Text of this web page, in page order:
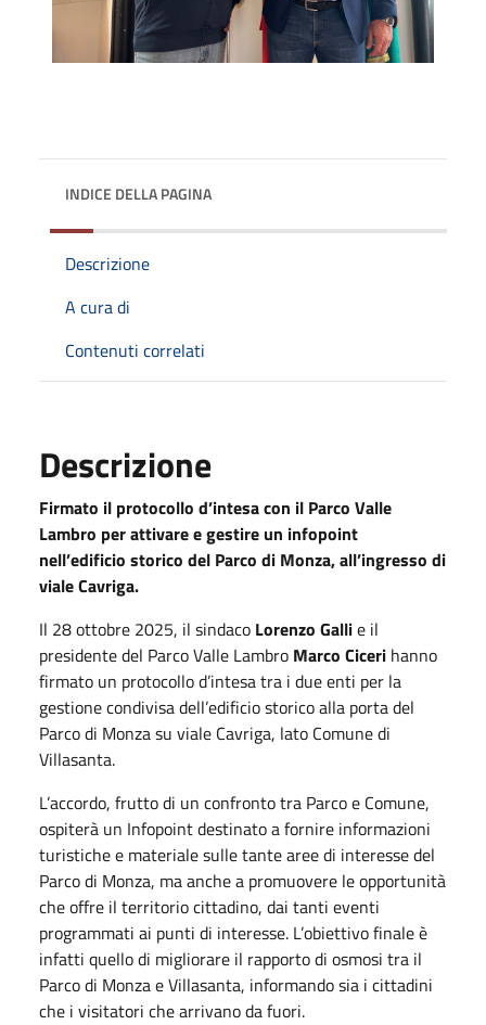
INDICE DELLA PAGINA
Descrizione
A cura di
Contenuti correlati
Descrizione
Firmato il protocollo d’intesa con il Parco Valle
Lambro per attivare e gestire un infopoint
nell’edificio storico del Parco di Monza, all’ingresso di
viale Cavriga.
Il 28 ottobre 2025, il sindaco Lorenzo Gallie il
presidente del Parco Valle Lambro Marco Ciceri hanno
firmato un protocollo d’intesa tra i due enti per la
gestione condivisa dell’edificio storico alla porta del
Parco di Monza su viale Cavriga, lato Comune di
Villasanta.
L’accordo, frutto di un confronto tra Parco e Comune,
ospiterà un Infopoint destinato a fornire informazioni
turistiche e materiale sulle tante aree di interesse del
Parco di Monza, ma anche a promuovere le opportunità
che offre il territorio cittadino, dai tanti eventi
programmati ai punti di interesse. L’obiettivo finale è
infatti quello di migliorare il rapporto di osmosi tra il
Parco di Monza e Villasanta, informando sia i cittadini
che i visitatori che arrivano da fuori.